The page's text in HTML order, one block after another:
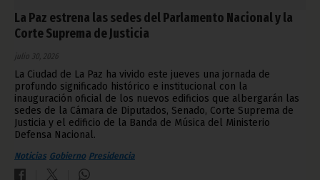
La Paz estrena las sedes del Parlamento Nacional y la
Corte Suprema de Justicia
julio 30, 2026
La Ciudad de La Paz ha vivido este jueves una jornada de
profundo significado histórico e institucional con la
inauguración oficial de los nuevos edificios que albergarán las
sedes de la Cámara de Diputados, Senado, Corte Suprema de
Justicia y el edificio de la Banda de Música del Ministerio
Defensa Nacional.
Noticias Gobierno Presidencia